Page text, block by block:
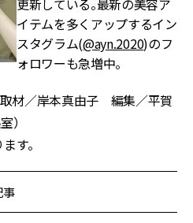
更新している。最新の美容ア
イテムを多くアップするイン
スタグラム(@ayn.2020)のフ
ォロワーも急増中。
材／岸本真由子 編集／平賀
）
す。
事